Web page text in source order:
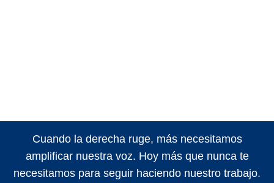
Cuando la derecha ruge, más necesitamos
amplificar nuestra voz. Hoy más que nunca te
necesitamos para seguir haciendo nuestro trabajo.